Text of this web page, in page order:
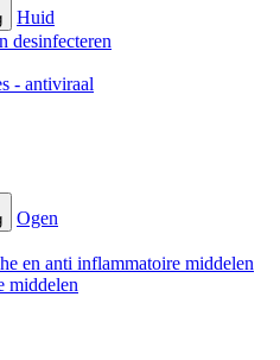
Huid
desinfecteren
- antiviraal
Ogen
en anti inflammatoire middelen
middelen